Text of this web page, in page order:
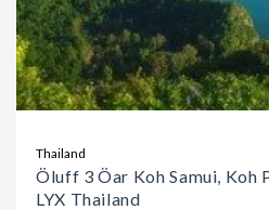
Thailand
Öluff 3 Öar Koh Samui, Koh
LYX Thailand